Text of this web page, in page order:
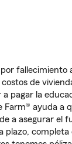
fallecimiento
de
pagar la
Farm® ayuda a
a asegurar el
plazo, completa